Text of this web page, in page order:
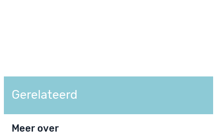
Gerelateerd
Meer over